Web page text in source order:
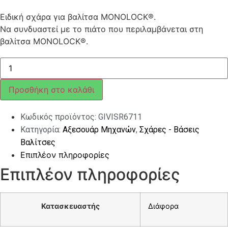
Ειδική σχάρα για βαλίτσα MONOLOCK®.
Να συνδυαστεί με το πιάτο που περιλαμβάνεται στη
βαλίτσα MONOLOCK®.
ΣΧΑΡΑ
GIVI
SR6711
ΓΙΑ
APRILIA
SR
125-
200
(2022)
ποσότητα
Προσθήκη στο καλάθι
Κωδικός προϊόντος: GIVISR6711
Κατηγορία: Αξεσουάρ Μηχανών, Σχάρες - Βάσεις
Βαλίτσες
Επιπλέον πληροφορίες
Επιπλέον πληροφορίες
Κατασκευαστής Διάφορα